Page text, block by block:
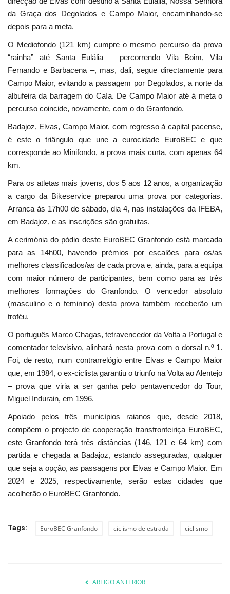
da Graça dos Degolados e Campo Maior, encaminhando-se
depois para a meta.
O Mediofondo (121 km) cumpre o mesmo percurso da prova
“rainha” até Santa Eulália – percorrendo Vila Boim, Vila
Fernando e Barbacena –, mas, dali, segue directamente para
Campo Maior, evitando a passagem por Degolados, a norte da
albufeira da barragem do Caía. De Campo Maior até à meta o
percurso coincide, novamente, com o do Granfondo.
Badajoz, Elvas, Campo Maior, com regresso à capital pacense,
é este o triângulo que une a eurocidade EuroBEC e que
corresponde ao Minifondo, a prova mais curta, com apenas 64
km.
Para os atletas mais jovens, dos 5 aos 12 anos, a organização
a cargo da Bikeservice preparou uma prova por categorias.
Arranca às 17h00 de sábado, dia 4, nas instalações da IFEBA,
em Badajoz, e as inscrições são gratuitas.
A cerimónia do pódio deste EuroBEC Granfondo está marcada
para as 14h00, havendo prémios por escalões para os/as
melhores classificados/as de cada prova e, ainda, para a equipa
com maior número de participantes, bem como para as três
melhores formações do Granfondo. O vencedor absoluto
(masculino e o feminino) desta prova também receberão um
troféu.
O português Marco Chagas, tetravencedor da Volta a Portugal e
comentador televisivo, alinhará nesta prova com o dorsal n.º 1.
Foi, de resto, num contrarrelógio entre Elvas e Campo Maior
que, em 1984, o ex-ciclista garantiu o triunfo na Volta ao Alentejo
– prova que viria a ser ganha pelo pentavencedor do Tour,
Miguel Indurain, em 1996.
Apoiado pelos três municípios raianos que, desde 2018,
compõem o projecto de cooperação transfronteiriça EuroBEC,
este Granfondo terá três distâncias (146, 121 e 64 km) com
partida e chegada a Badajoz, estando asseguradas, qualquer
que seja a opção, as passagens por Elvas e Campo Maior. Em
2024 e 2025, respectivamente, serão estas cidades que
acolherão o EuroBEC Granfondo.
Tags: EuroBEC Granfondo ciclismo de estrada ciclismo
ARTIGO ANTERIOR